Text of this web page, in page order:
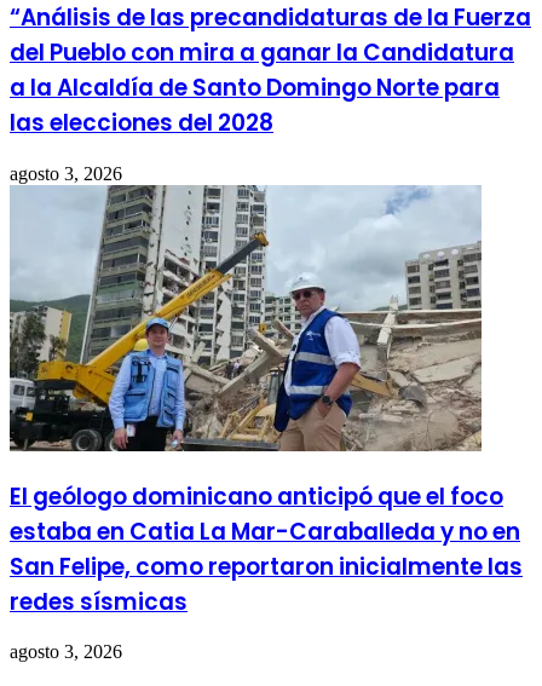
“Análisis de las precandidaturas de la Fuerza
del Pueblo con mira a ganar la Candidatura
a la Alcaldía de Santo Domingo Norte para
las elecciones del 2028
agosto 3, 2026
El geólogo dominicano anticipó que el foco
estaba en Catia La Mar-Caraballeda y no en
San Felipe, como reportaron inicialmente las
redes sísmicas
agosto 3, 2026